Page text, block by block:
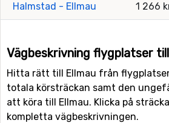
Halmstad - Ellmau 1 266
Vägbeskrivning flygplatser
Hitta rätt till Ellmau från
totala körsträckan samt den
att köra till Ellmau. Klicka på
kompletta vägbeskrivningen.